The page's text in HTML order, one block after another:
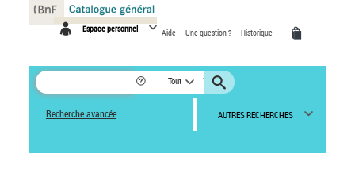
Espace personnel Aide Une question ? Historique
Tout
Recherche avancée AUTRES RECHERCHES
Panneau de gestion des cookies